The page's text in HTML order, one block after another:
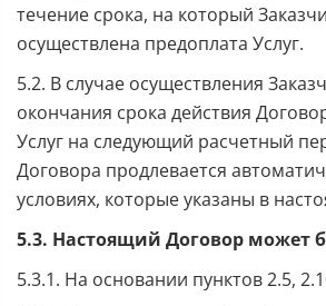
течение срока, на который
осуществлена предоплата Услуг.
5.2. В случае осуществления
окончания срока действия
Услуг на следующий расчетный
Договора продлевается
условиях, которые указаны в
5.3. Настоящий Договор может
5.3.1. На основании пунктов 2.5,